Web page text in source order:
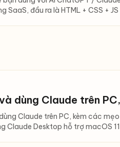
đầu ra là HTML + CSS +
dùng Claude trên
Claude trên PC, kèm các
Desktop hỗ trợ macOS